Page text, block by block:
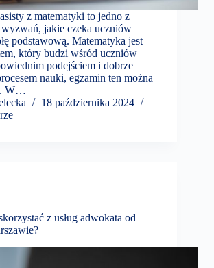
z matematyki to jedno z
jakie czeka uczniów
podstawową. Matematyka jest
który budzi wśród uczniów
podejściem i dobrze
nauki, egzamin ten można
W…
18 października 2024
z usług adwokata od